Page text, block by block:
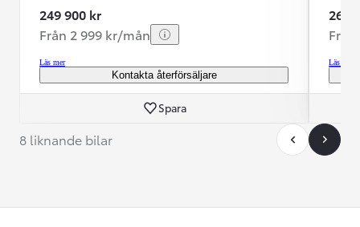
249 900 kr
Från 2 999 kr/mån
Läs mer
Kontakta återförsäljare
Spara
269
Läs mer
8 liknande bilar